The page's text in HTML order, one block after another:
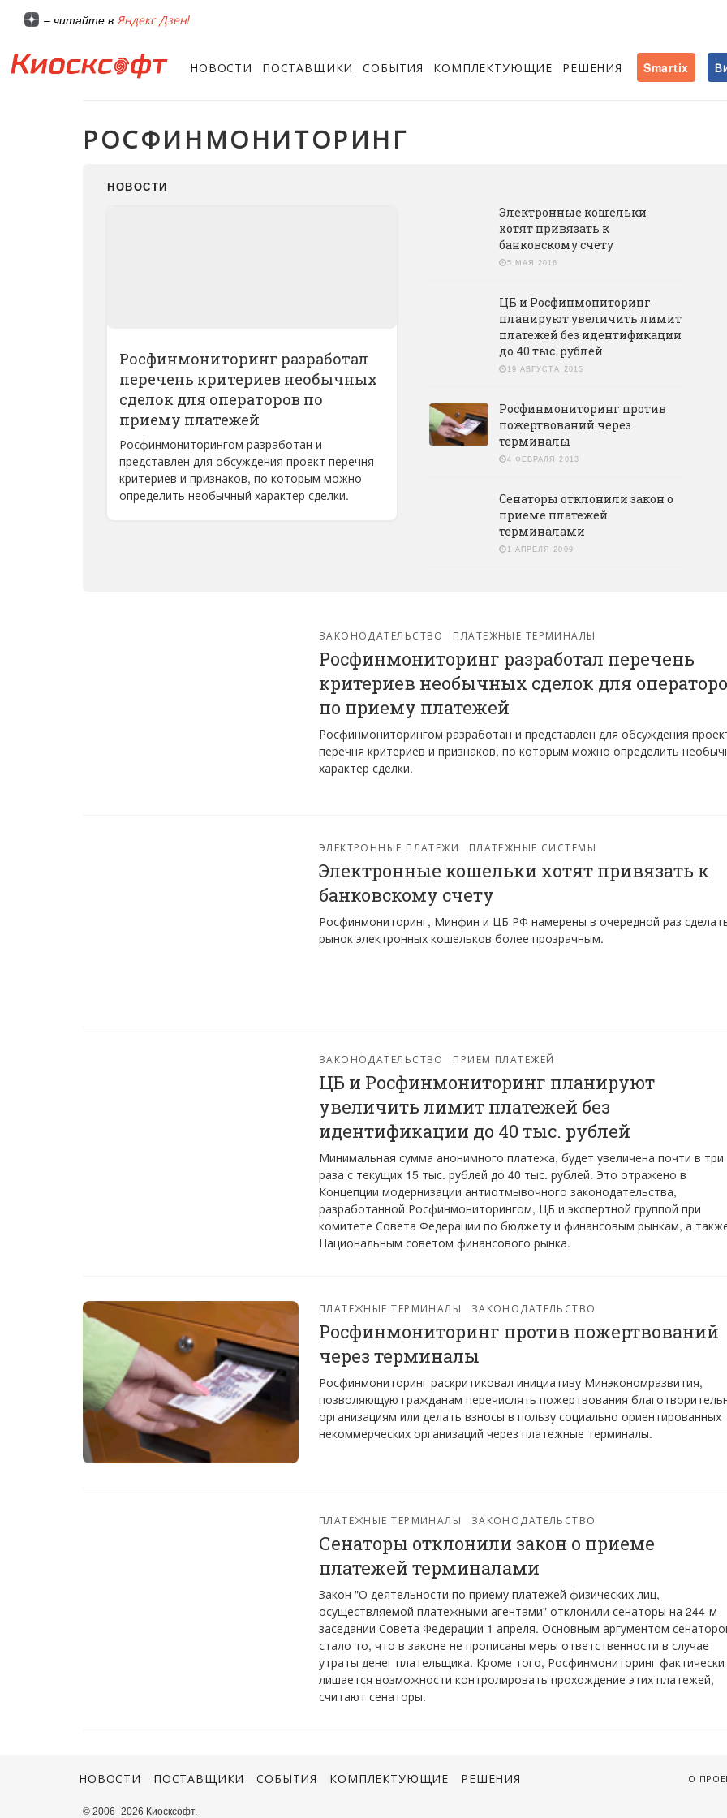
– читайте в Яндекс.Дзен!
НОВОСТИ ПОСТАВЩИКИ СОБЫТИЯ КОМПЛЕКТУЮЩИЕ РЕШЕНИЯ Smartix
РОСФИНМОНИТОРИНГ
НОВОСТИ
Росфинмониторинг разработал
перечень критериев необычных
сделок для операторов по
приему платежей
Росфинмониторингом разработан и
представлен для обсуждения проект перечня
критериев и признаков, по которым можно
определить необычный характер сделки.
Электронные кошельки
хотят привязать к
банковскому счету
5 МАЯ 2016
ЦБ и Росфинмониторинг
планируют увеличить лимит
платежей без идентификации
до 40 тыс. рублей
19 АВГУСТА 2015
Росфинмониторинг против
пожертвований через
терминалы
4 ФЕВРАЛЯ 2013
Сенаторы отклонили закон о
приеме платежей
терминалами
1 АПРЕЛЯ 2009
ЗАКОНОДАТЕЛЬСТВО ПЛАТЕЖНЫЕ ТЕРМИНАЛЫ
Росфинмониторинг разработал перечень
критериев необычных сделок для
по приему платежей
Росфинмониторингом разработан и представлен для обсуждения
перечня критериев и признаков, по которым можно определить
характер сделки.
ЭЛЕКТРОННЫЕ ПЛАТЕЖИ ПЛАТЕЖНЫЕ СИСТЕМЫ
Электронные кошельки хотят привязать к
банковскому счету
Росфинмониторинг, Минфин и ЦБ РФ намерены в очередной раз
рынок электронных кошельков более прозрачным.
ЗАКОНОДАТЕЛЬСТВО ПРИЕМ ПЛАТЕЖЕЙ
ЦБ и Росфинмониторинг планируют
увеличить лимит платежей без
идентификации до 40 тыс. рублей
Минимальная сумма анонимного платежа, будет увеличена почти в три
раза с текущих 15 тыс. рублей до 40 тыс. рублей. Это отражено в
Концепции модернизации антиотмывочного законодательства,
разработанной Росфинмониторингом, ЦБ и экспертной группой при
комитете Совета Федерации по бюджету и финансовым рынкам, а
Национальным советом финансового рынка.
ПЛАТЕЖНЫЕ ТЕРМИНАЛЫ ЗАКОНОДАТЕЛЬСТВО
Росфинмониторинг против пожертвований
через терминалы
Росфинмониторинг раскритиковал инициативу Минэкономразвития,
позволяющую гражданам перечислять пожертвования
организациям или делать взносы в пользу социально ориентированных
некоммерческих организаций через платежные терминалы.
ПЛАТЕЖНЫЕ ТЕРМИНАЛЫ ЗАКОНОДАТЕЛЬСТВО
Сенаторы отклонили закон о приеме
платежей терминалами
Закон "О деятельности по приему платежей физических лиц,
осуществляемой платежными агентами" отклонили сенаторы на 244-м
заседании Совета Федерации 1 апреля. Основным аргументом
стало то, что в законе не прописаны меры ответственности в случае
утраты денег плательщика. Кроме того, Росфинмониторинг фактически
лишается возможности контролировать прохождение этих платежей,
считают сенаторы.
О
НОВОСТИ ПОСТАВЩИКИ СОБЫТИЯ КОМПЛЕКТУЮЩИЕ РЕШЕНИЯ
© 2006–2026 Киосксофт.